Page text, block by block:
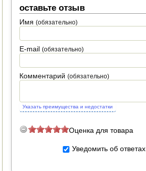
ОРЕХОКОЛЫ
оставьте отзыв
Имя(обязательно)
E-mail(обязательно)
Комментарий(обязательно)
Указать преимущества и недостатки
Оценка для товара
Уведомить об ответах